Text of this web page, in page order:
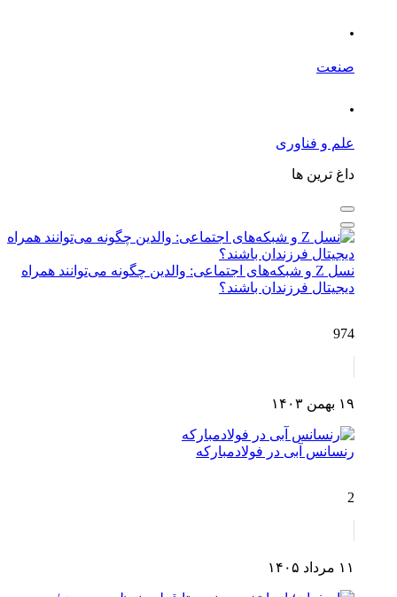
.
صنعت
.
علم و فناوری
داغ ترین ها
نسل Z و شبکه‌های اجتماعی: والدین چگونه می‌توانند همراه
دیجیتال فرزندان باشند؟
974
۱۹ بهمن ۱۴۰۳
رنسانس آبی در فولادمبارکه
2
۱۱ مرداد ۱۴۰۵